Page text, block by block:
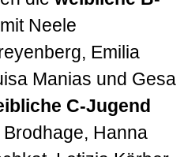
Neele
Emilia
Manias und Gesa
C-Jugend
Hanna